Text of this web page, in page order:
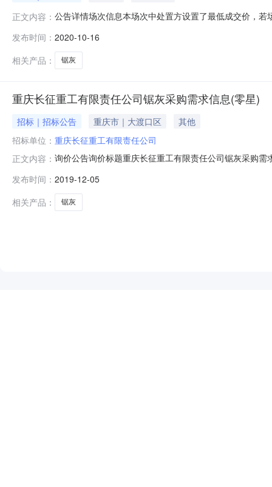
正文内容： 公告详情场次信息本场次中处置方设置了最低成交价，
(天)：1最少响应人数(人)：1人出价形式增价拍限时竞价
发布时间： 2020-10-16
相关产品：
锯灰
重庆长征重工有限责任公司锯灰采购需求信息(零星)
招标｜招标公告 重庆市｜大渡口区
其他
招标单位： 重庆长征重工有限责任公司
正文内容： 询价公告询价标题重庆长征重工有限责任公司锯灰采购
看附件查看附件备注1、报价含13%增值税、运费到厂。
发布时间： 2019-12-05
相关产品：
锯灰